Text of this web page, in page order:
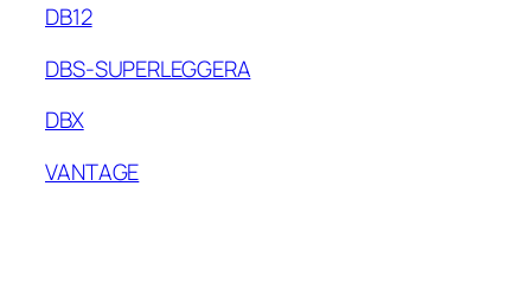
DB12
DBS-SUPERLEGGERA
DBX
VANTAGE